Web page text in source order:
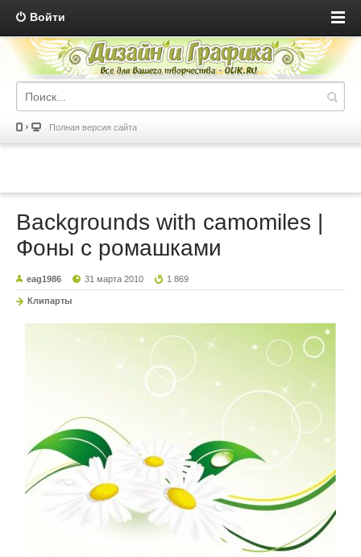
Войти
Полная версия сайта
Backgrounds with camomiles |
Фоны с ромашками
eag1986 31 марта 2010 1 869
Клипарты